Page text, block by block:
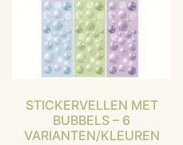
STICKERVELLEN MET
BUBBELS – 6
VARIANTEN/KLEUREN